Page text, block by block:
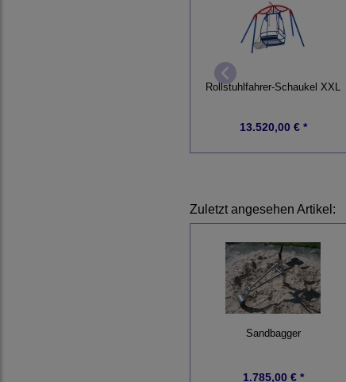
Rollstuhlfahrer-Schaukel XXL
13.520,00 € *
Zuletzt angesehen Artikel:
Sandbagger
1.785,00 € *